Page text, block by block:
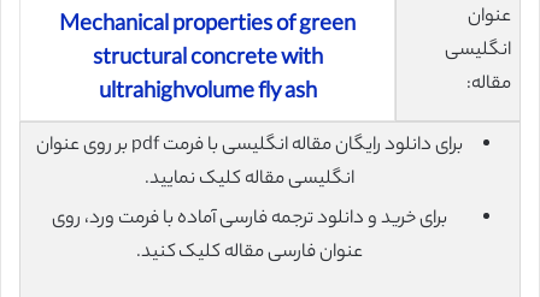
عنوان
انگلیسی
مقاله:
Mechanical properties of green
structural concrete with
ultrahighvolume fly ash
برای دانلود رایگان مقاله انگلیسی با فرمت pdf بر روی عنوان
انگلیسی مقاله کلیک نمایید.
برای خرید و دانلود ترجمه فارسی آماده با فرمت ورد، روی
عنوان فارسی مقاله کلیک کنید.